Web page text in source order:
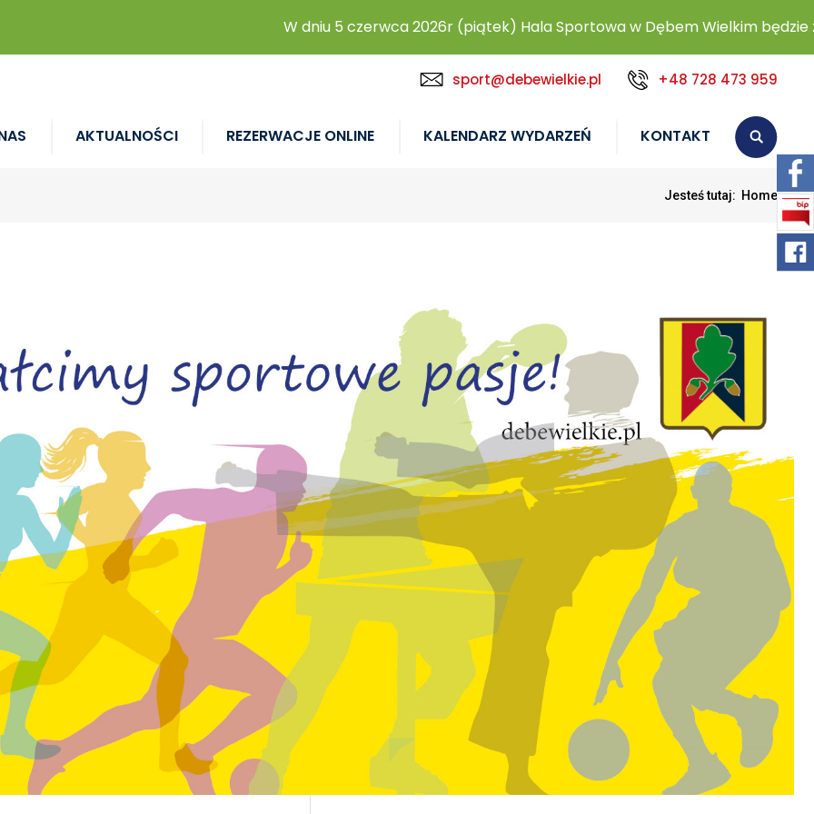
W dniu 5 czerwca 2026r (piątek) Hala Sportowa w Dębem Wielkim będzie
sport@debewielkie.pl +48 728 473 959
AKTUALNOŚCI REZERWACJE ONLINE KALENDARZ WYDARZEŃ KONTAKT
Jesteś tutaj: Home